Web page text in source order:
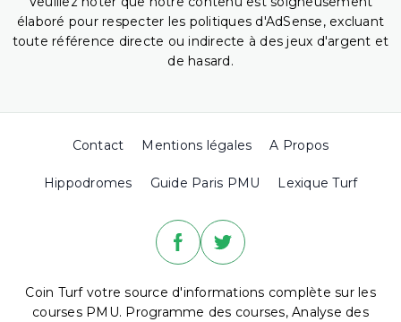
élaboré pour respecter les politiques d'AdSense, excluant
toute référence directe ou indirecte à des jeux d'argent et
de hasard.
Contact Mentions légales A Propos
Hippodromes Guide Paris PMU Lexique Turf
Coin Turf votre source d'informations complète sur les
courses PMU. Programme des courses, Analyse des